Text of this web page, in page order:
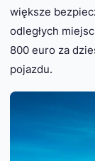
większe
odległych
800 euro za
pojazdu.